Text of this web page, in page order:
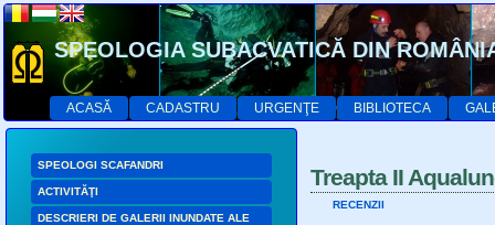
SPEOLOGIA SUBACVATICĂ DIN
ACASĂ CADASTRU URGENŢE BIBLIOTECA
SPEOLOGI SCAFANDRI
ACTIVITĂŢI
DESCRIERI DE GALERII INUNDATE ALE
Treapta II
RECENZII